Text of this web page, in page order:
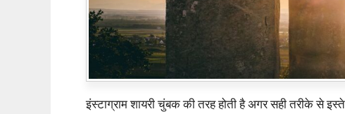
इंस्टाग्राम शायरी चुंबक की तरह होती है अगर सही तरीके से